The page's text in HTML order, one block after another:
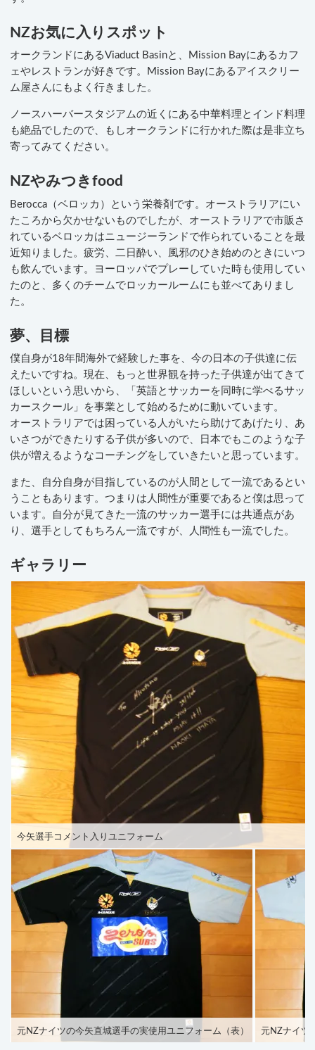
NZお気に入りスポット
オークランドにあるViaduct Basinと、Mission Bayにあるカフ
ェやレストランが好きです。Mission Bayにあるアイスクリー
ム屋さんにもよく行きました。
ノースハーバースタジアムの近くにある中華料理とインド料理
も絶品でしたので、もしオークランドに行かれた際は是非立ち
寄ってみてください。
NZやみつきfood
Berocca（ベロッカ）という栄養剤です。オーストラリアにい
たころから欠かせないものでしたが、オーストラリアで市販さ
れているベロッカはニュージーランドで作られていることを最
近知りました。疲労、二日酔い、風邪のひき始めのときにいつ
も飲んでいます。ヨーロッパでプレーしていた時も使用してい
たのと、多くのチームでロッカールームにも並べてありまし
た。
夢、目標
僕自身が18年間海外で経験した事を、今の日本の子供達に伝
えたいですね。現在、もっと世界観を持った子供達が出てきて
ほしいという思いから、「英語とサッカーを同時に学べるサッ
カースクール」を事業として始めるために動いています。
オーストラリアでは困っている人がいたら助けてあげたり、あ
いさつができたりする子供が多いので、日本でもこのような子
供が増えるようなコーチングをしていきたいと思っています。
また、自分自身が目指しているのが人間として一流であるとい
うこともあります。つまりは人間性が重要であると僕は思って
います。自分が見てきた一流のサッカー選手には共通点があ
り、選手としてもちろん一流ですが、人間性も一流でした。
ギャラリー
今矢選手コメント入りユニフォーム
元NZナイツの今矢直城選手の実使用ユニフォーム（表） 元NZナイツ